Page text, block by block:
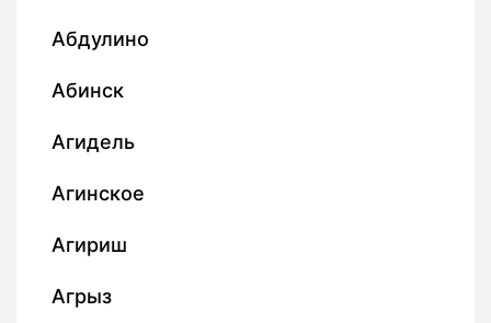
Абдулино
Абинск
Агидель
Агинское
Агириш
Агрыз